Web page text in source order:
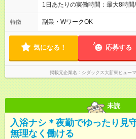
1日あたりの実働時間：最大8時
間または4時間30分 シフト例 ・
分～17時00分
特徴 副業・WワークOK
気になる！ 応募する
掲載元企業名 シダックス大新東ヒュー
未読
入浴ナシ＊夜勤でゆったり見
無理なく働ける